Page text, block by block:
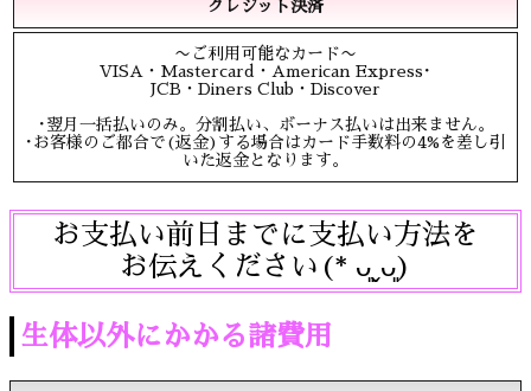
クレジット決済
〜ご利用可能なカード〜
VISA・Mastercard・American Express･
JCB・Diners Club・Discover
･翌月一括払いのみ。分割払い、ボーナス払いは出来ません。
･お客様のご都合で(返金)する場合はカード手数料の4%を差し引
いた返金となります。
お支払い前日までに支払い方法を
お伝えください(* ᴗ͈ˬᴗ͈)
生体以外にかかる諸費用